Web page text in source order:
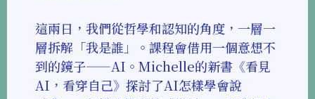
這兩日，我們從哲學和認知的角度，一層一
層拆解「我是誰」。課程會借用一個意想不
到的鏡子——AI。Michelle的新書《看見
AI，看穿自己》探討了AI怎樣學會說